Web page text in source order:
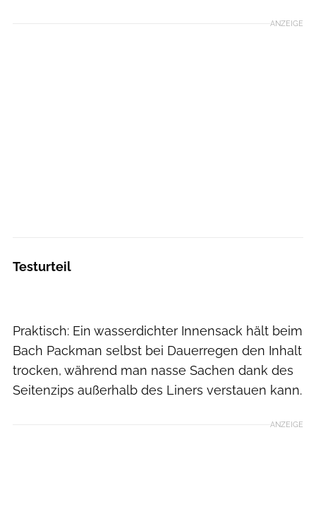
ANZEIGE
Testurteil
Praktisch: Ein wasserdichter Innensack hält beim
Bach Packman selbst bei Dauerregen den Inhalt
trocken, während man nasse Sachen dank des
Seitenzips außerhalb des Liners verstauen kann.
ANZEIGE